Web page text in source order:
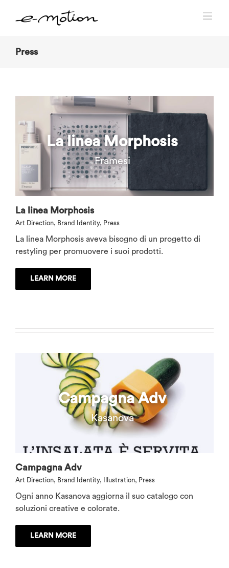
Press
La linea Morphosis
Framesi
La linea Morphosis
Art Direction, Brand Identity, Press
La linea Morphosis aveva bisogno di un progetto di
restyling per promuovere i suoi prodotti.
LEARN MORE
Campagna Adv
Kasanova
Campagna Adv
Art Direction, Brand Identity, Illustration, Press
Ogni anno Kasanova aggiorna il suo catalogo con
soluzioni creative e colorate.
LEARN MORE